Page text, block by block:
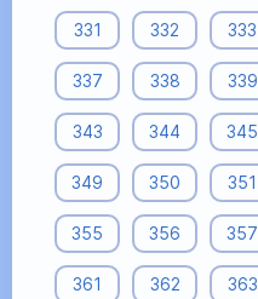
331 332 333
337 338 339
343 344 345
349 350 351
355 356 357
361 362 363